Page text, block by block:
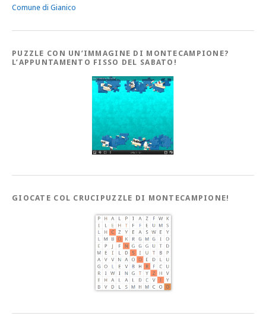
Comune di Gianico
PUZZLE CON UN’IMMAGINE DI MONTECAMPIONE?
L’APPUNTAMENTO FISSO DEL SABATO!
GIOCATE COL CRUCIPUZZLE DI MONTECAMPIONE!